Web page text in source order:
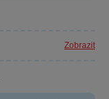
Zobrazit